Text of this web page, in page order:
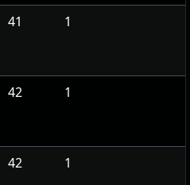
41 1
42 1
42 1